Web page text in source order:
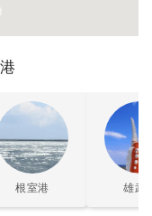
根室港 雄武